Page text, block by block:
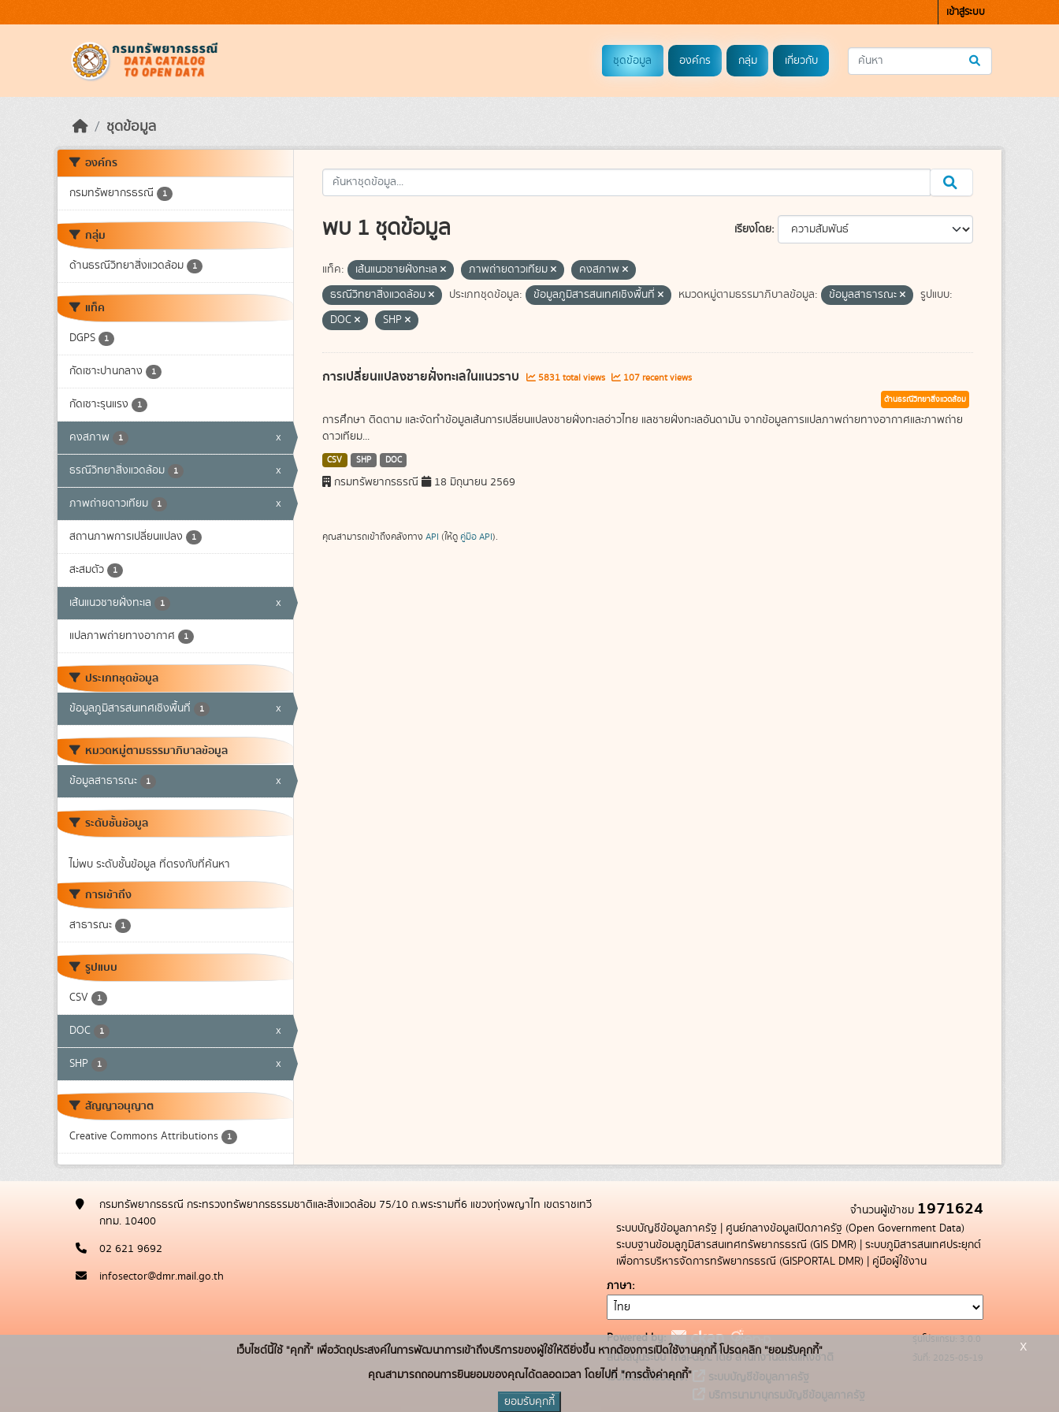
เข้าสู่ระบบ
ชุดข้อมูล องค์กร กลุ่ม เกี่ยวกับ
ชุดข้อมูล
องค์กร
กรมทรัพยากรธรณี 1
กลุ่ม
ด้านธรณีวิทยาสิ่งแวดล้อม 1
แท็ค
DGPS 1
กัดเซาะปานกลาง 1
กัดเซาะรุนแรง 1
คงสภาพ 1 x
ธรณีวิทยาสิ่งแวดล้อม 1 x
ภาพถ่ายดาวเทียม 1 x
สถานภาพการเปลี่ยนแปลง 1
สะสมตัว 1
เส้นแนวชายฝั่งทะเล 1 x
แปลภาพถ่ายทางอากาศ 1
ประเภทชุดข้อมูล
ข้อมูลภูมิสารสนเทศเชิงพื้นที่ 1 x
หมวดหมู่ตามธรรมาภิบาลข้อมูล
ข้อมูลสาธารณะ 1 x
ระดับชั้นข้อมูล
ไม่พบ ระดับชั้นข้อมูล ที่ตรงกับที่ค้นหา
การเข้าถึง
สาธารณะ 1
รูปแบบ
CSV 1
DOC 1 x
SHP 1 x
สัญญาอนุญาต
Creative Commons Attributions 1
เรียงโดย
พบ 1 ชุดข้อมูล
แท็ค: เส้นแนวชายฝั่งทะเล ภาพถ่ายดาวเทียม
คงสภาพ
ธรณีวิทยาสิ่งแวดล้อม
ประเภทชุดข้อมูล: ข้อมูลภูมิสารสนเทศเชิงพื้นที่ หมวดหมู่ตามธรรมาภิบาลข้อมูล: ข้อมูลสาธารณะ
รูปแบบ:
DOC
SHP
การเปลี่ยนแปลงชายฝั่งทะเลในแนวราบ 5831 total views 107 recent views
ด้านธรณีวิทยาสิ่งแวดล้อม
การศึกษา ติดตาม และจัดทำข้อมูลเส้นการเปลี่ยนแปลงชายฝั่งทะเลอ่าวไทย แลชายฝั่งทะเลอันดามัน จากข้อมูลการแปลภาพถ่ายทางอากาศและภาพถ่าย
ดาวเทียม...
CSV SHP DOC
กรมทรัพยากรธรณี 18 มิถุนายน 2569
คุณสามารถเข้าถึงคลังทาง API (ให้ดู คู่มือ API).
กรมทรัพยากรธรณี กระทรวงทรัพยากรธรรมชาติและสิ่งแวดล้อม 75/10 ถ.พระรามที่6 แขวงทุ่งพญาไท เขตราชเทวี
กทม. 10400
02 621 9692
infosector@dmr.mail.go.th
จำนวนผู้เข้าชม 1971624
ระบบบัญชีข้อมูลภาครัฐ | ศูนย์กลางข้อมูลเปิดภาครัฐ (Open Government Data)
ระบบฐานข้อมลูภูมิสารสนเทศทรัพยากรธรณี (GIS DMR) | ระบบภูมิสารสนเทศประยุกต์
เพื่อการบริหารจัดการทรัพยากรธรณี (GISPORTAL DMR) | คู่มือผู้ใช้งาน
ภาษา
Powered by:
สนับสนุนระบบ Thai-GDC โดย สำนักงานสถิติแห่งชาติ
เว็บไซต์ที่เกี่ยวข้อง:
ระบบบัญชีข้อมูลภาครัฐ
บริการนามานุกรมบัญชีข้อมูลภาครัฐ
รุ่นโปรแกรม: 3.0.0
วันที่: 2025-05-19
เว็บไซต์นี้ใช้ "คุกกี้" เพื่อวัตถุประสงค์ในการพัฒนาการเข้าถึงบริการของผู้ใช้ให้ดียิ่งขึ้น หากต้องการเปิดใช้งานคุกกี้ โปรดคลิก "ยอมรับคุกกี้"
คุณสามารถถอนการยินยอมของคุณได้ตลอดเวลา โดยไปที่ "การตั้งค่าคุกกี้"
ยอมรับคุกกี้
x